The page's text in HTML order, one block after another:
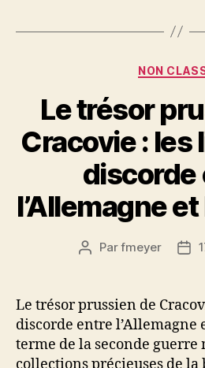
NON
Le trésor
Cracovie : les
discorde
l’Allemagne
Auteur
Parfmeyer
Le trésor prussien de
discorde entre l’Allemagne
terme de la seconde guerre